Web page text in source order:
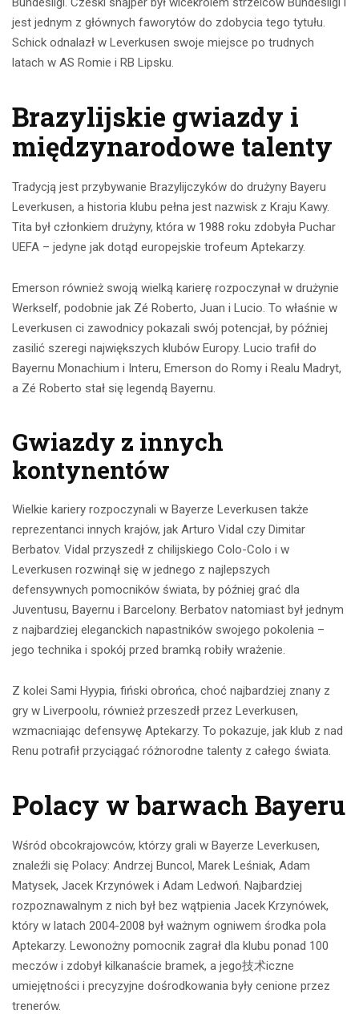
jest jednym z głównych faworytów do zdobycia tego tytułu.
Schick odnalazł w Leverkusen swoje miejsce po trudnych
latach w AS Romie i RB Lipsku.
Brazylijskie gwiazdy i
międzynarodowe talenty
Tradycją jest przybywanie Brazylijczyków do drużyny Bayeru
Leverkusen, a historia klubu pełna jest nazwisk z Kraju Kawy.
Tita był członkiem drużyny, która w 1988 roku zdobyła Puchar
UEFA – jedyne jak dotąd europejskie trofeum Aptekarzy.
Emerson również swoją wielką karierę rozpoczynał w drużynie
Werkself, podobnie jak Zé Roberto, Juan i Lucio. To właśnie w
Leverkusen ci zawodnicy pokazali swój potencjał, by później
zasilić szeregi największych klubów Europy. Lucio trafił do
Bayernu Monachium i Interu, Emerson do Romy i Realu Madryt,
a Zé Roberto stał się legendą Bayernu.
Gwiazdy z innych
kontynentów
Wielkie kariery rozpoczynali w Bayerze Leverkusen także
reprezentanci innych krajów, jak Arturo Vidal czy Dimitar
Berbatov. Vidal przyszedł z chilijskiego Colo-Colo i w
Leverkusen rozwinął się w jednego z najlepszych
defensywnych pomocników świata, by później grać dla
Juventusu, Bayernu i Barcelony. Berbatov natomiast był jednym
z najbardziej eleganckich napastników swojego pokolenia –
jego technika i spokój przed bramką robiły wrażenie.
Z kolei Sami Hyypia, fiński obrońca, choć najbardziej znany z
gry w Liverpoolu, również przeszedł przez Leverkusen,
wzmacniając defensywę Aptekarzy. To pokazuje, jak klub z nad
Renu potrafił przyciągać różnorodne talenty z całego świata.
Polacy w barwach Bayeru
Wśród obcokrajowców, którzy grali w Bayerze Leverkusen,
znaleźli się Polacy: Andrzej Buncol, Marek Leśniak, Adam
Matysek, Jacek Krzynówek i Adam Ledwoń. Najbardziej
rozpoznawalnym z nich był bez wątpienia Jacek Krzynówek,
który w latach 2004-2008 był ważnym ogniwem środka pola
Aptekarzy. Lewonożny pomocnik zagrał dla klubu ponad 100
meczów i zdobył kilkanaście bramek, a jego技术iczne
umiejętności i precyzyjne dośrodkowania były cenione przez
trenerów.